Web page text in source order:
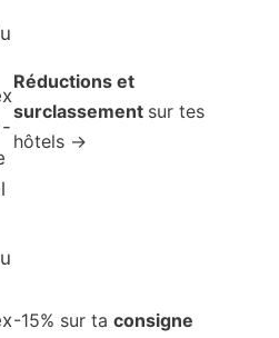
Réductions et
surclassement sur tes
hôtels →
-15% sur taconsigne